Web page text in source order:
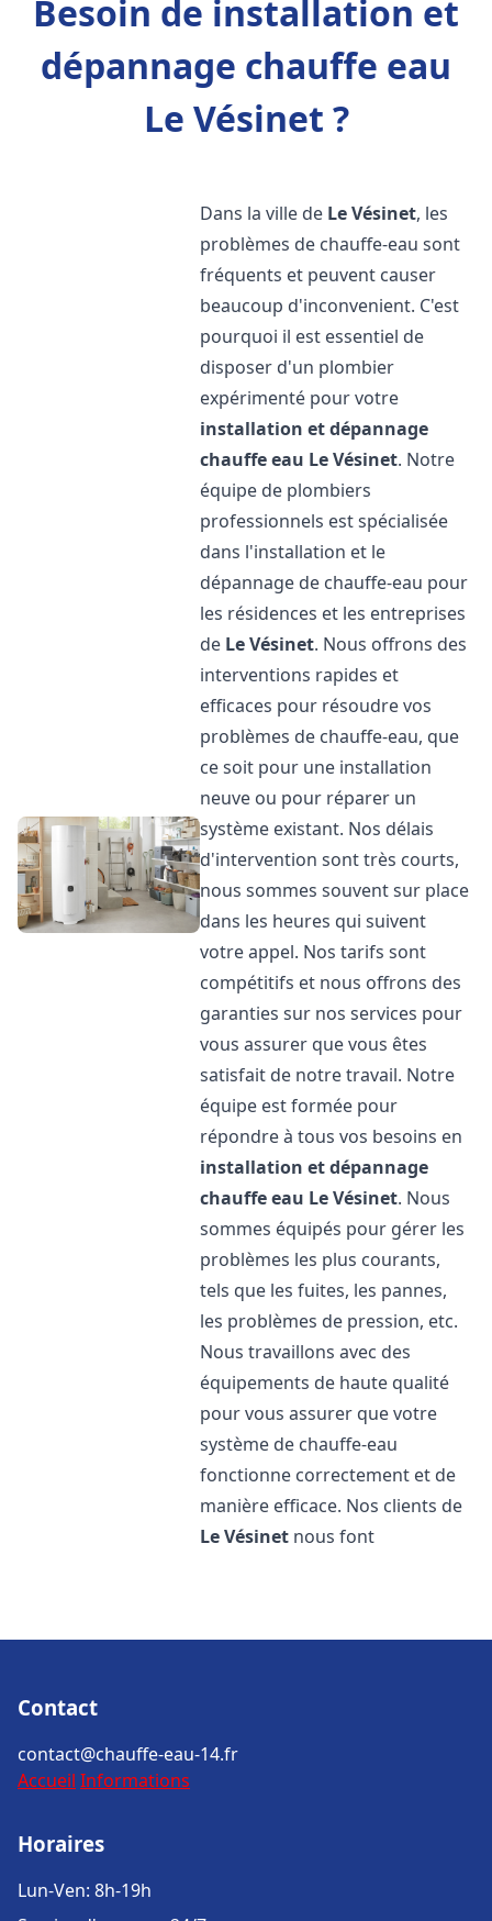
Besoin de installation et
dépannage chauffe eau
Le Vésinet ?
Dans la ville de Le Vésinet, les
problèmes de chauffe-eau sont
fréquents et peuvent causer
beaucoup d'inconvenient. C'est
pourquoi il est essentiel de
disposer d'un plombier
expérimenté pour votre
installation et dépannage
chauffe eau Le Vésinet. Notre
équipe de plombiers
professionnels est spécialisée
dans l'installation et le
dépannage de chauffe-eau pour
les résidences et les entreprises
de Le Vésinet. Nous offrons des
interventions rapides et
efficaces pour résoudre vos
problèmes de chauffe-eau, que
ce soit pour une installation
neuve ou pour réparer un
système existant. Nos délais
d'intervention sont très courts,
nous sommes souvent sur place
dans les heures qui suivent
votre appel. Nos tarifs sont
compétitifs et nous offrons des
garanties sur nos services pour
vous assurer que vous êtes
satisfait de notre travail. Notre
équipe est formée pour
répondre à tous vos besoins en
installation et dépannage
chauffe eau Le Vésinet. Nous
sommes équipés pour gérer les
problèmes les plus courants,
tels que les fuites, les pannes,
les problèmes de pression, etc.
Nous travaillons avec des
équipements de haute qualité
pour vous assurer que votre
système de chauffe-eau
fonctionne correctement et de
manière efficace. Nos clients de
Le Vésinet nous font
Contact
contact@chauffe-eau-14.fr
Accueil Informations
Horaires
Lun-Ven: 8h-19h